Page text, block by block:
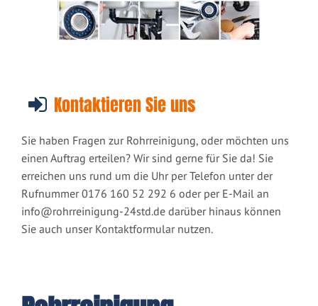
Kontaktieren Sie uns
Sie haben Fragen zur Rohrreinigung, oder möchten uns
einen Auftrag erteilen? Wir sind gerne für Sie da! Sie
erreichen uns rund um die Uhr per Telefon unter der
Rufnummer 0176 160 52 292 6 oder per E-Mail an
info@rohrreinigung-24std.de darüber hinaus können
Sie auch unser Kontaktformular nutzen.